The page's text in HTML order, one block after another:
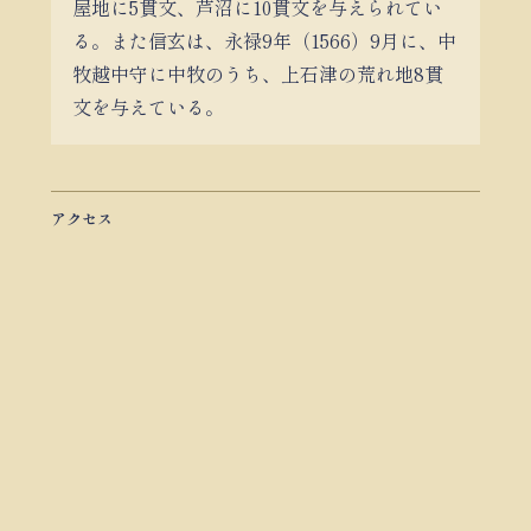
屋地に5貫文、芦沼に10貫文を与えられてい
る。また信玄は、永禄9年（1566）9月に、中
牧越中守に中牧のうち、上石津の荒れ地8貫
文を与えている。
アクセス